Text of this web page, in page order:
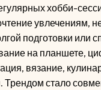
хобби-
увлечениям,
подготовки или
на планшете,
вязание,
Трендом стало